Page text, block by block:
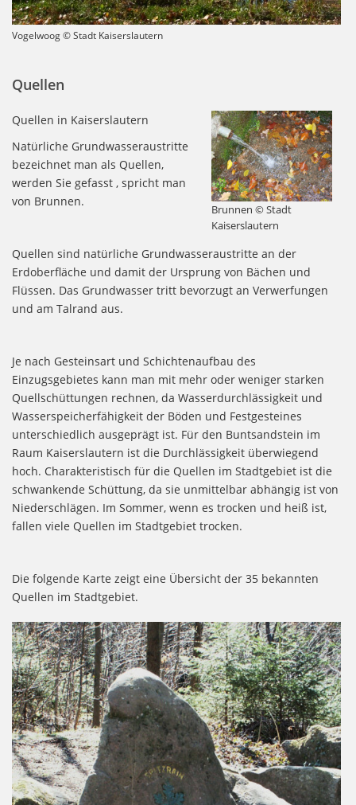
Vogelwoog © Stadt Kaiserslautern
Quellen
Brunnen © Stadt
Kaiserslautern
Quellen in Kaiserslautern
Natürliche Grundwasseraustritte
bezeichnet man als Quellen,
werden Sie gefasst , spricht man
von Brunnen.
Quellen sind natürliche Grundwasseraustritte an der
Erdoberfläche und damit der Ursprung von Bächen und
Flüssen. Das Grundwasser tritt bevorzugt an Verwerfungen
und am Talrand aus.
Je nach Gesteinsart und Schichtenaufbau des
Einzugsgebietes kann man mit mehr oder weniger starken
Quellschüttungen rechnen, da Wasserdurchlässigkeit und
Wasserspeicherfähigkeit der Böden und Festgesteines
unterschiedlich ausgeprägt ist. Für den Buntsandstein im
Raum Kaiserslautern ist die Durchlässigkeit überwiegend
hoch. Charakteristisch für die Quellen im Stadtgebiet ist die
schwankende Schüttung, da sie unmittelbar abhängig ist von
Niederschlägen. Im Sommer, wenn es trocken und heiß ist,
fallen viele Quellen im Stadtgebiet trocken.
Die folgende Karte zeigt eine Übersicht der 35 bekannten
Quellen im Stadtgebiet.